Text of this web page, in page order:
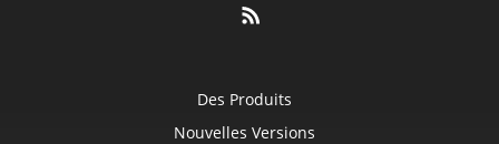
Des Produits
Nouvelles Versions